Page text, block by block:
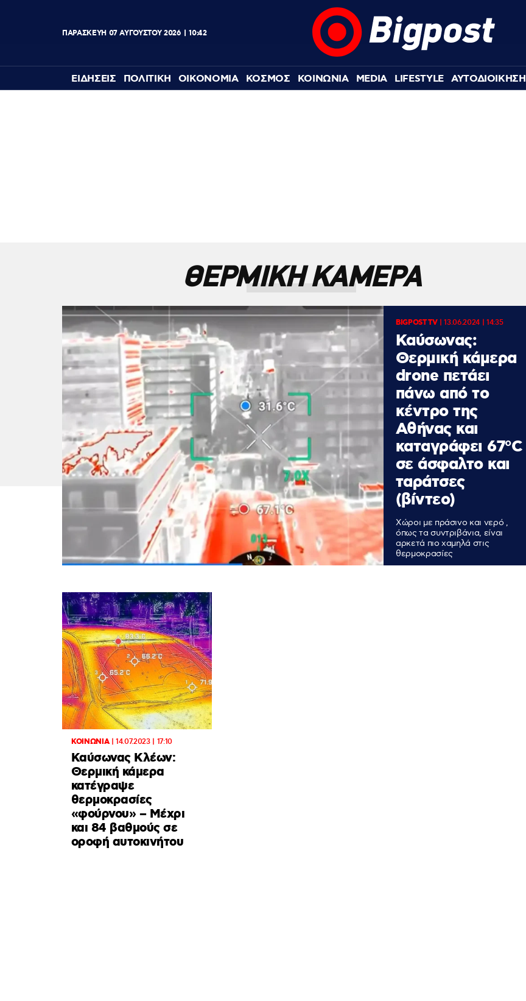
ΠΑΡΑΣΚΕΥΗ 07 ΑΥΓΟΥΣΤΟΥ 2026 10:42
ΕΙΔΗΣΕΙΣ ΠΟΛΙΤΙΚΗ ΟΙΚΟΝΟΜΙΑ ΚΟΣΜΟΣ ΚΟΙΝΩΝΙΑ MEDIA LIFESTYLE ΑΥΤΟΔΙΟΙΚΗΣΗ
ΘΕΡΜΙΚΗ ΚΑΜΕΡΑ
BIGPOST TV|13.06.2024 | 14:35
Καύσωνας:
Θερμική κάμερα
drone πετάει
πάνω από το
κέντρο της
Αθήνας και
καταγράφει 67°C
σε άσφαλτο και
ταράτσες
(βίντεο)
Χώροι με πράσινο και νερό ,
όπως τα συντριβάνια, είναι
αρκετά πιο χαμηλά στις
θερμοκρασίες
ΚΟΙΝΩΝΙΑ|14.07.2023 | 17:10
Καύσωνας Κλέων:
Θερμική κάμερα
κατέγραψε
θερμοκρασίες
«φούρνου» – Μέχρι
και 84 βαθμούς σε
οροφή αυτοκινήτου